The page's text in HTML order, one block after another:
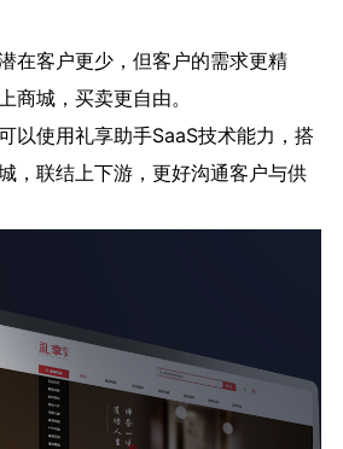
在客户更少，但客户的需求更精
商城，买卖更自由。
以使用礼享助手SaaS技术能力，搭
，联结上下游，更好沟通客户与供